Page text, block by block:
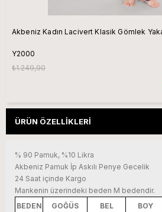
Akbeniz Kadın Lacivert Klasik Gömlek
Y2000
₺1.249,90
ÜRÜN ÖZELLIKLERI
% 90 Pamuk, %10 Likra
Akbeniz Pamuk İp Askılı Penye Gecelik
24 Saat içinde Kargo
Mankenin üzerindeki beden M bedendir.
BEDEN
GOĞÜS BEL
BOY